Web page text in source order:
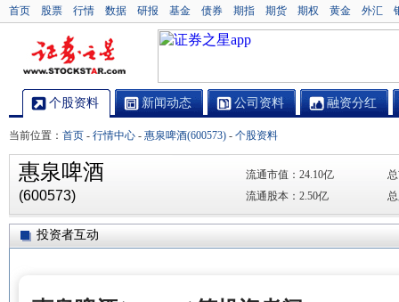
首页 股票 行情 数据 研报 基金 债券 期指 期货 期权 黄金 外汇
个股资料 新闻动态 公司资料 融资分红
当前位置： 首页 - 行情中心 - 惠泉啤酒(600573) - 个股资料
惠泉啤酒
(600573)
流通市值： 24.10亿
流通股本： 2.50亿
投资者互动